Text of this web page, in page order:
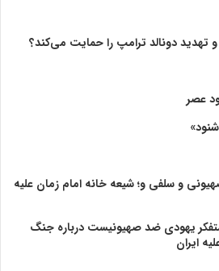
تهدید دونالد ترامپ را حمایت می‌کند؟
عصر
و سلفی و؛ شیعه خانه امام زمان علیه
یهودی ضد صهیونیست درباره جنگ
ایران